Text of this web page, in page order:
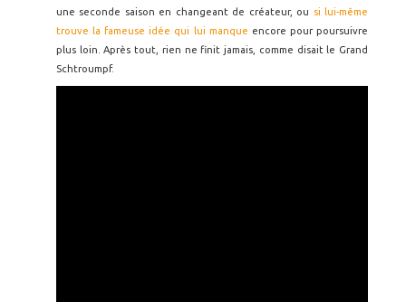
une seconde saison en changeant de créateur, ou si lui-même
trouve la fameuse idée qui lui manque encore pour poursuivre
plus loin. Après tout, rien ne finit jamais, comme disait le Grand
Schtroumpf.